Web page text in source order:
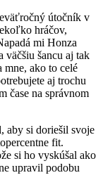
útočník v
hráčov,
mi Honza
šancu aj tak
mne, ako to celé
aj trochu
čase na správnom
aby si doriešil svoje
fit.
si ho vyskúšal ako
upravil podobu